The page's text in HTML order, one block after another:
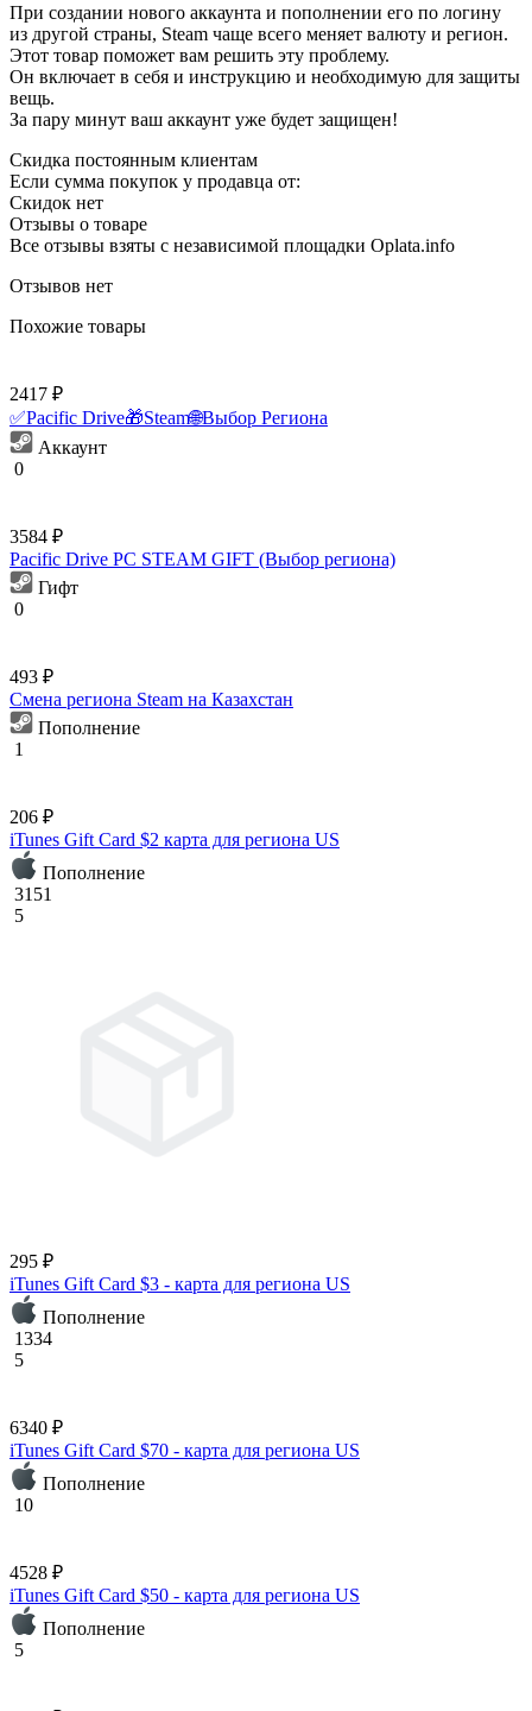
При создании нового аккаунта и пополнении его по логину
из другой страны, Steam чаще всего меняет валюту и регион.
Этот товар поможет вам решить эту проблему.
Он включает в себя и инструкцию и необходимую для защиты
вещь.
За пару минут ваш аккаунт уже будет защищен!
Скидка постоянным клиентам
Если сумма покупок у продавца от:
Скидок нет
Отзывы о товаре
Все отзывы взяты с независимой площадки Oplata.info
Отзывов нет
Похожие товары
2417 ₽
✅Pacific Drive🎁Steam🌐Выбор Региона
Аккаунт
0
3584 ₽
Pacific Drive PC STEAM GIFT (Выбор региона)
Гифт
0
493 ₽
Смена региона Steam на Казахстан
Пополнение
1
206 ₽
iTunes Gift Card $2 карта для региона US
Пополнение
3151
5
295 ₽
iTunes Gift Card $3 - карта для региона US
Пополнение
1334
5
6340 ₽
iTunes Gift Card $70 - карта для региона US
Пополнение
10
4528 ₽
iTunes Gift Card $50 - карта для региона US
Пополнение
5